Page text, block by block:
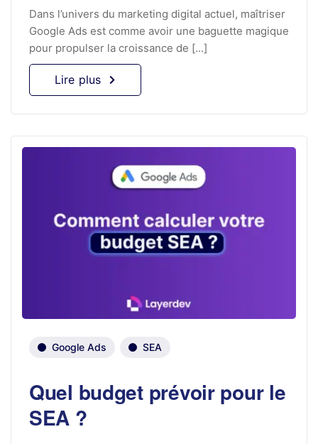
Dans l’univers du marketing digital actuel, maîtriser
Google Ads est comme avoir une baguette magique
pour propulser la croissance de [...]
Lire plus
Google Ads SEA
Quel budget prévoir pour le
SEA ?